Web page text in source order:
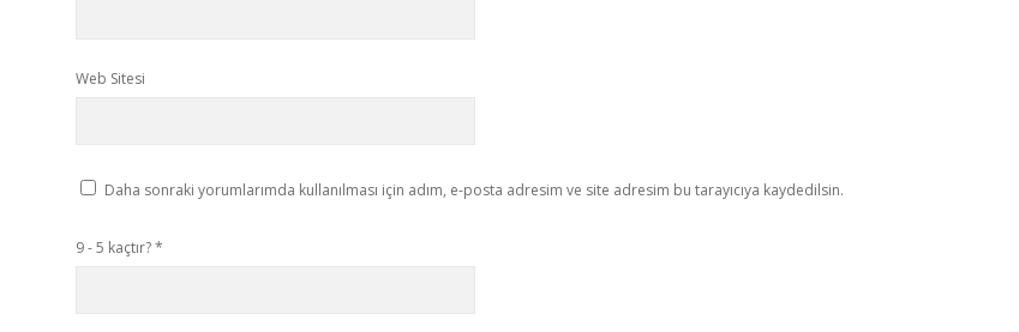
Web Sitesi
Daha sonraki yorumlarımda kullanılması için adım, e-posta adresim ve site adresim bu tarayıcıya kaydedilsin.
9 - 5 kaçtır?*